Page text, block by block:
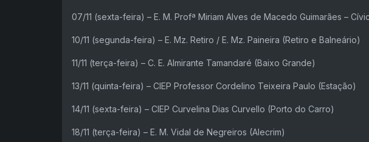
07/11 (sexta-feira) – E. M. Profª Miriam Alves de Macedo Guimarães –
10/11 (segunda-feira) – E. Mz. Retiro / E. Mz. Paineira (Retiro e Balneário)
11/11 (terça-feira) – C. E. Almirante Tamandaré (Baixo Grande)
13/11 (quinta-feira) – CIEP Professor Cordelino Teixeira Paulo (Estação)
14/11 (sexta-feira) – CIEP Curvelina Dias Curvello (Porto do Carro)
18/11 (terça-feira) – E. M. Vidal de Negreiros (Alecrim)